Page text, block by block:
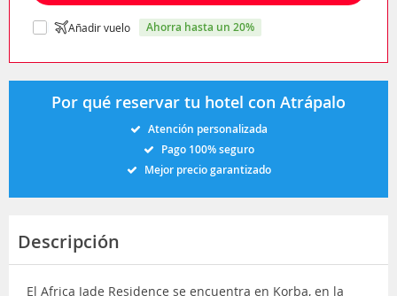
Añadir vuelo ahorra hasta un 20%
Por qué reservar tu hotel con Atrápalo
Atención personalizada
Pago 100% seguro
Mejor precio garantizado
Descripción
El Africa Jade Residence se encuentra en Korba, en la